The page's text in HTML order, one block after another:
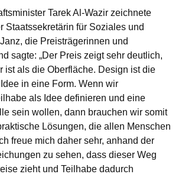
Tarek Al-Wazir zeichnete
Staatssekretärin für Soziales und
die Preisträgerinnen und
sagte: „Der Preis zeigt sehr deutlich,
ist als die Oberfläche. Design ist die
in eine Form. Wenn wir
als Idee definieren und eine
sein wollen, dann brauchen wir somit
Lösungen, die allen Menschen
freue mich daher sehr, anhand der
zu sehen, dass dieser Weg
zieht und Teilhabe dadurch